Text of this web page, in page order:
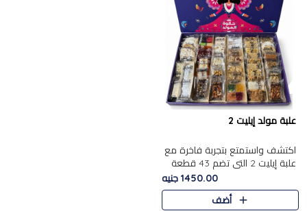
علبة مولد إيليت 2
اكتشف واستمتع بتجربة فاخرة مع
علبة إيليت 2 التي تضم 43 قطعة
تشكيلة من أرقى حلويات المولد
الشرقية المصرية الأصيلة ,معروضة
بشكل جميل في علبة أ..
1450.00 جنيه
أضف